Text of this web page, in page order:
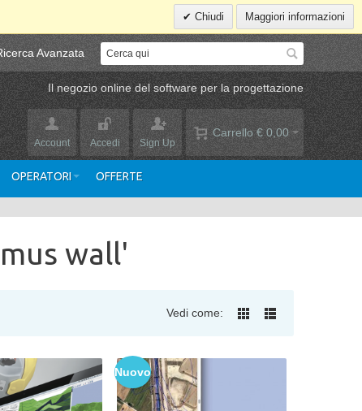
Chiudi Maggiori informazioni
Avanzata
Il negozio online del software per la progettazione
Carrello € 0,00
Account Accedi Sign Up
OPERATORI OFFERTE
wall'
Vedi come:
Nuovo